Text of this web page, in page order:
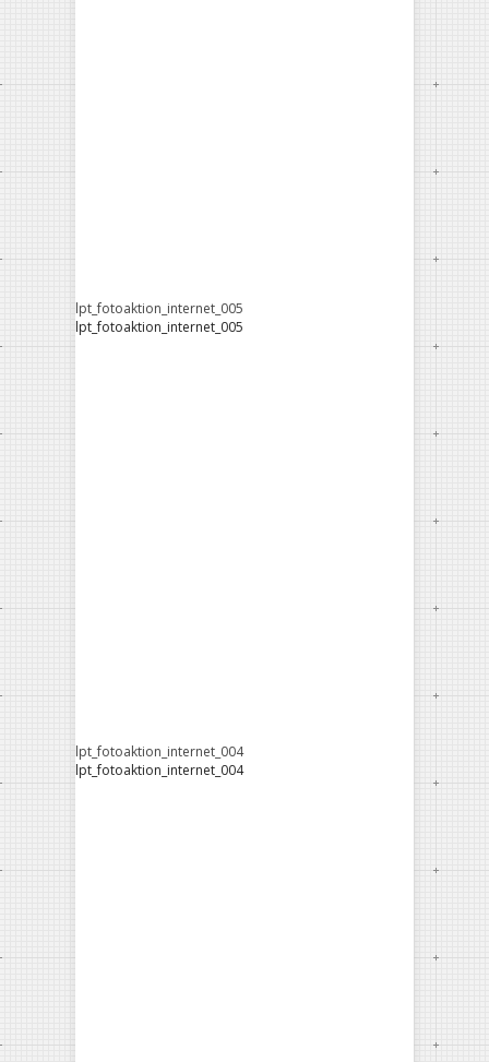
lpt_fotoaktion_internet_005
lpt_fotoaktion_internet_005
lpt_fotoaktion_internet_004
lpt_fotoaktion_internet_004